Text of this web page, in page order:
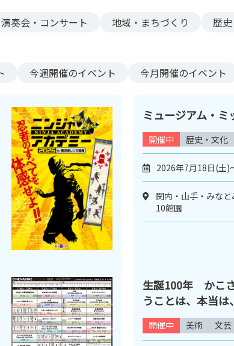
演奏会・コンサート 地域・まちづくり 歴
今週開催のイベント 今月開催のイベント
ミュージアム・ミ
開催中 歴史・文化
2026年7月18日(土)
関内・山手・みな
10館園
生誕100年 かこ
うことは、本当は
開催中 美術 文芸